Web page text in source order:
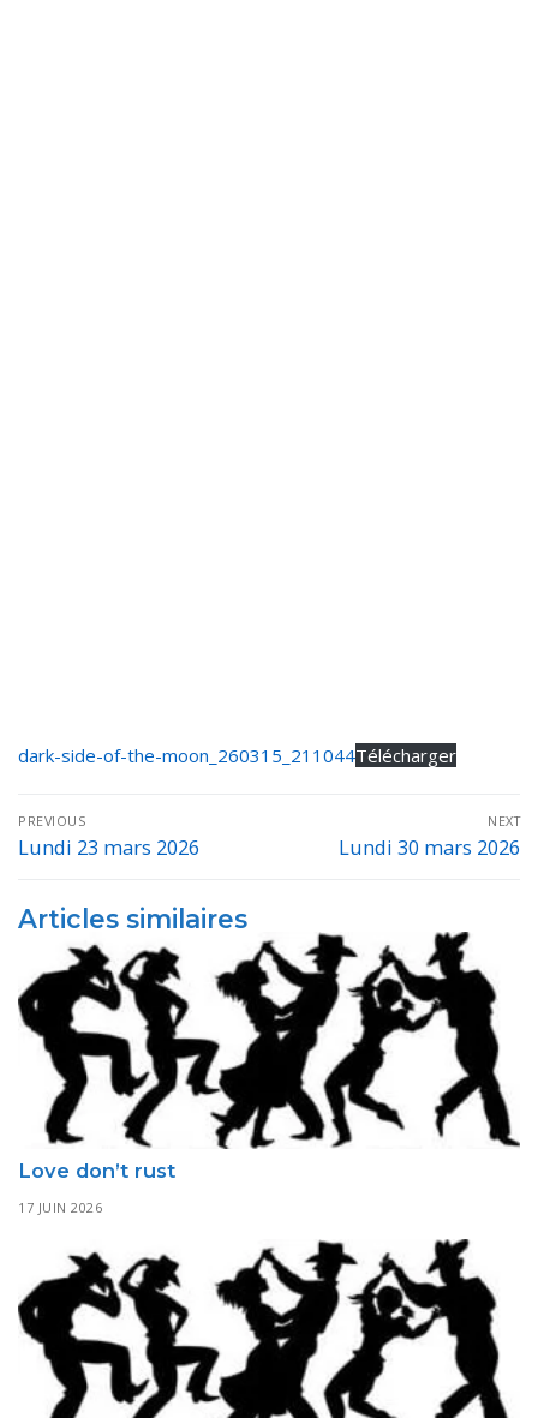
dark-side-of-the-moon_260315_211044Télécharger
Navigation
de
PREVIOUS
Previous
Lundi 23 mars 2026
NEXT
Next
Lundi 30 mars 2026
Articles similaires
Love don’t rust
17 JUIN 2026